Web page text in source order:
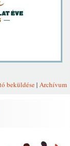
beküldése| Archívum